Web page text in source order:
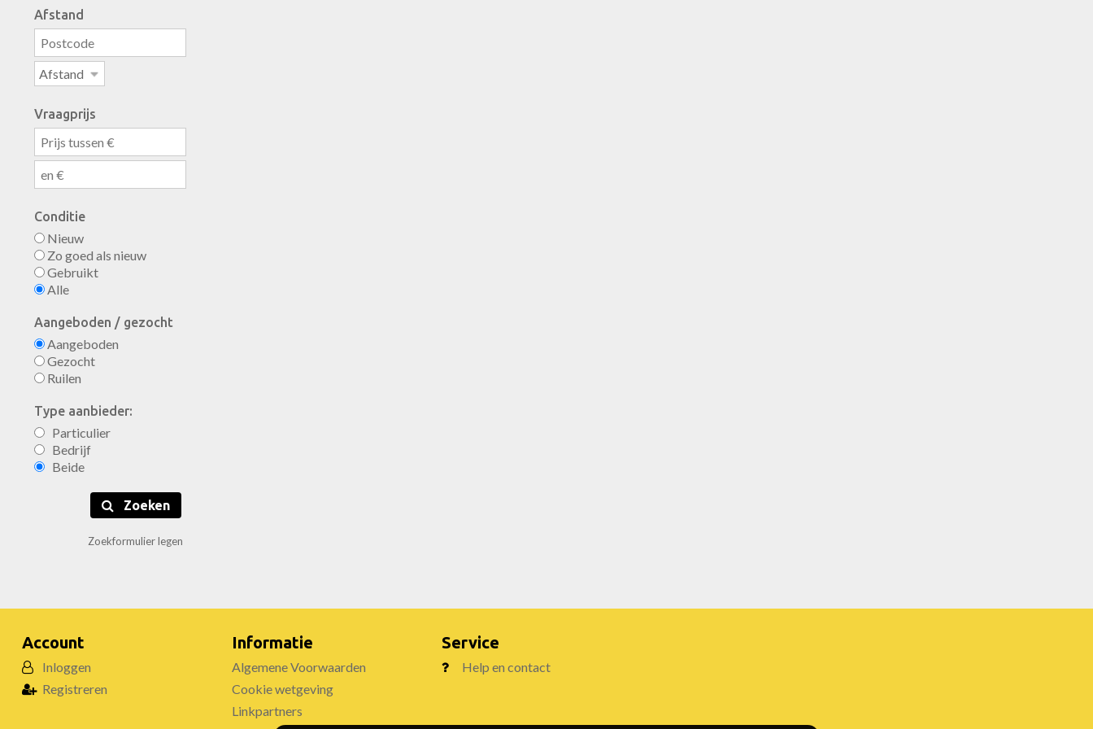
Afstand
Vraagprijs
Conditie
Nieuw
Zo goed als nieuw
Gebruikt
Alle
Aangeboden / gezocht
Aangeboden
Gezocht
Ruilen
Type aanbieder:
Particulier
Bedrijf
Beide
Zoeken
Zoekformulier legen
Account
Inloggen
Registreren
Informatie
Algemene Voorwaarden
Cookie wetgeving
Linkpartners
Service
Help en contact